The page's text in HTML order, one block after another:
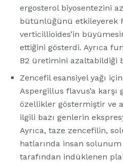
ergosterol biyosentezini
bütünlüğünü etkileyerek
verticillioides’in
ettiğini gösterdi. Ayrıca
B2 üretimini azaltabildiği
Zencefil esansiyel yağı
Aspergillus flavus’a
özellikler göstermiştir ve
ilgili bazı genlerin
Ayrıca, taze zencefilin,
hatlarında insan
tarafından indüklenen